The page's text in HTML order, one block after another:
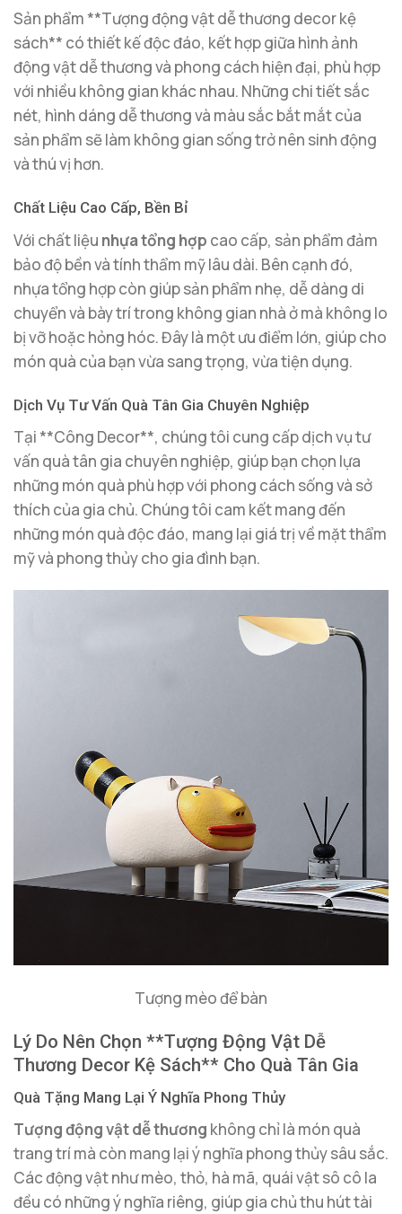
Sản phẩm **Tượng động vật dễ thương decor kệ
sách** có thiết kế độc đáo, kết hợp giữa hình ảnh
động vật dễ thương và phong cách hiện đại, phù hợp
với nhiều không gian khác nhau. Những chi tiết sắc
nét, hình dáng dễ thương và màu sắc bắt mắt của
sản phẩm sẽ làm không gian sống trở nên sinh động
và thú vị hơn.
Chất Liệu Cao Cấp, Bền Bỉ
Với chất liệu nhựa tổng hợp cao cấp, sản phẩm đảm
bảo độ bền và tính thẩm mỹ lâu dài. Bên cạnh đó,
nhựa tổng hợp còn giúp sản phẩm nhẹ, dễ dàng di
chuyển và bày trí trong không gian nhà ở mà không lo
bị vỡ hoặc hỏng hóc. Đây là một ưu điểm lớn, giúp cho
món quà của bạn vừa sang trọng, vừa tiện dụng.
Dịch Vụ Tư Vấn Quà Tân Gia Chuyên Nghiệp
Tại **Công Decor**, chúng tôi cung cấp dịch vụ tư
vấn quà tân gia chuyên nghiệp, giúp bạn chọn lựa
những món quà phù hợp với phong cách sống và sở
thích của gia chủ. Chúng tôi cam kết mang đến
những món quà độc đáo, mang lại giá trị về mặt thẩm
mỹ và phong thủy cho gia đình bạn.
Tượng mèo để bàn
Lý Do Nên Chọn **Tượng Động Vật Dễ
Thương Decor Kệ Sách** Cho Quà Tân Gia
Quà Tặng Mang Lại Ý Nghĩa Phong Thủy
Tượng động vật dễ thương không chỉ là món quà
trang trí mà còn mang lại ý nghĩa phong thủy sâu sắc.
Các động vật như mèo, thỏ, hà mã, quái vật sô cô la
đều có những ý nghĩa riêng, giúp gia chủ thu hút tài